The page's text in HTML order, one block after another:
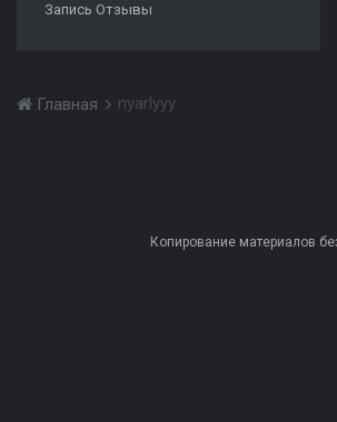
Запись Отзывы
Главная nyarlyyy
Копирование материалов